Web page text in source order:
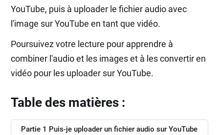
YouTube, puis à uploader le fichier audio avec
l'image sur YouTube en tant que vidéo.
Poursuivez votre lecture pour apprendre à
combiner l'audio et les images et à les convertir en
vidéo pour les uploader sur YouTube.
Table des matières :
Partie 1 Puis-je uploader un fichier audio sur YouTube